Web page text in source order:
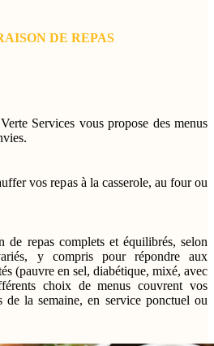
DE REPAS
Services vous propose des menus
vos repas à la casserole, au four ou
de repas complets et équilibrés, selon
y compris pour répondre aux
(pauvre en sel, diabétique, mixé, avec
choix de menus couvrent vos
de la semaine, en service ponctuel ou